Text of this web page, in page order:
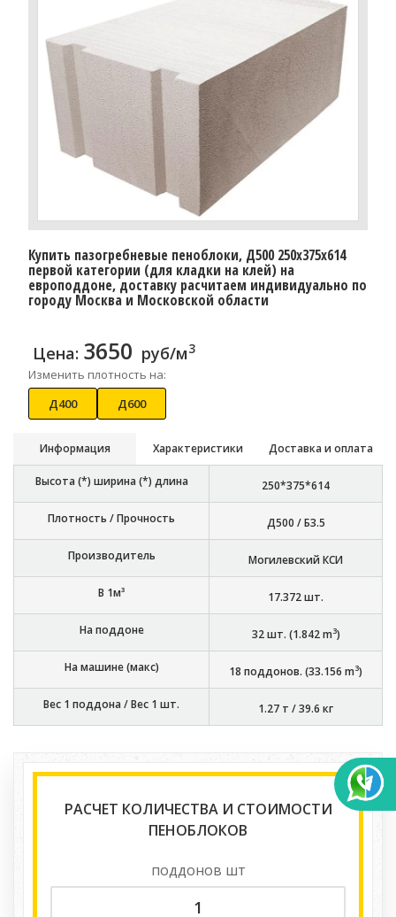
Купить пазогребневые пеноблоки, Д500 250x375x614
первой категории (для кладки на клей) на
европоддоне, доставку расчитаем индивидуально по
городу Москва и Московской области
Цена: 3650 руб/м3
Изменить плотность на:
Д400
Д600
Информация Характеристики Доставка и оплата
Высота (*) ширина (*) длина 250*375*614
Плотность / Прочность Д500 / Б3.5
Производитель Могилевский КСИ
В 1м³ 17.372шт.
На поддоне 32шт. (1.842m3)
На машине (макс) 18 поддонов. (33.156 m3)
Вес 1 поддона / Вес 1 шт. 1.27 т /39.6 кг
РАСЧЕТ КОЛИЧЕСТВА И СТОИМОСТИ
ПЕНОБЛОКОВ
поддонов шт